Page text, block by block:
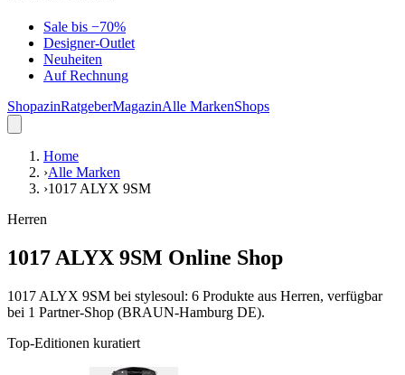
Sale bis −70%
Designer-Outlet
Neuheiten
Auf Rechnung
ShopazinRatgeberMagazinAlle MarkenShops
Home
›Alle Marken
›1017 ALYX 9SM
Herren
1017 ALYX 9SM Online Shop
1017 ALYX 9SM bei stylesoul: 6 Produkte aus Herren, verfügbar
bei 1 Partner-Shop (BRAUN-Hamburg DE).
Top-Editionen kuratiert